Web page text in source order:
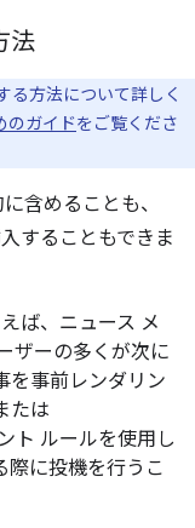
法
る方法について詳しく
のガイドをご覧くださ
含めることも、
することもできま
ば、ニュース メ
ザーの多くが次に
を事前レンダリン
たは
ト ルールを使用し
際に投機を行うこ